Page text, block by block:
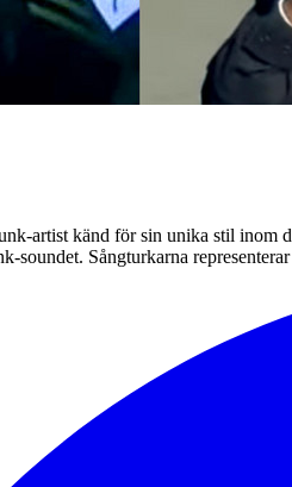
artist känd för sin unika stil
soundet. Sångturkarna